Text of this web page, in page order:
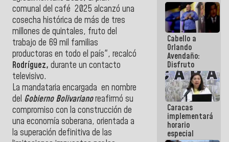
comunal del café 2025 alcanzó una
cosecha histórica de más de tres
millones de quintales, fruto del
trabajo de 69 mil familias
productoras en todo el país", recalcó
Rodríguez, durante un contacto
televisivo.
La mandataria encargada en nombre
del Gobierno Bolivarianoreafirmó su
compromiso con la construcción de
una economía soberana, orientada a
la superación definitiva de las
Cabello a
Orlando
Avendaño:
Disfruto
cada vez
que escribes
porque lo
que haces
es
embarrarla
Caracas
implementará
horario
especial